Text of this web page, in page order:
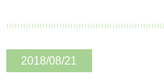
2018/08/21